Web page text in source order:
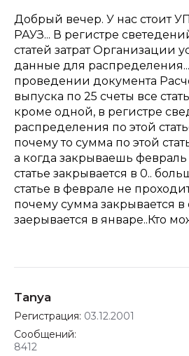
Добрый вечер. У нас стоит
РАУЗ... В регистре
статей затрат Организации
данные для
проведении документа
выпуска по 25 счеты все
кроме одной, в регистре
распределения по этой
почему то сумма по этой
а когда закрываешь февраль
статье закрывается в 0..
статье в феврале не
почему сумма закрывается
заерывается в январе..Кто
Tanya
Регистрация: 03.12.2001
Сообщений:
8412